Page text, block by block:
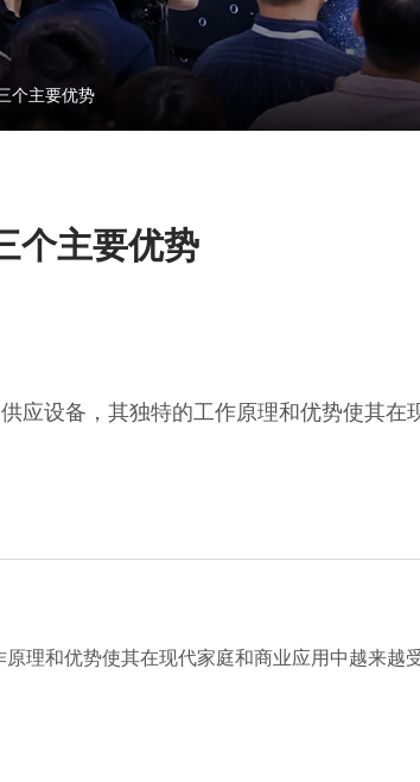
个主要优势
个主要优势
应设备，其独特的工作原理和优势使其在
理和优势使其在现代家庭和商业应用中越来越